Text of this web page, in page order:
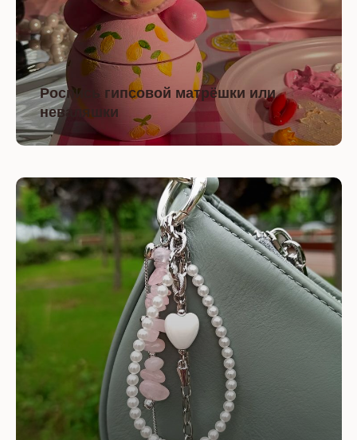
Роспись гипсовой матрёшки или
неваляшки